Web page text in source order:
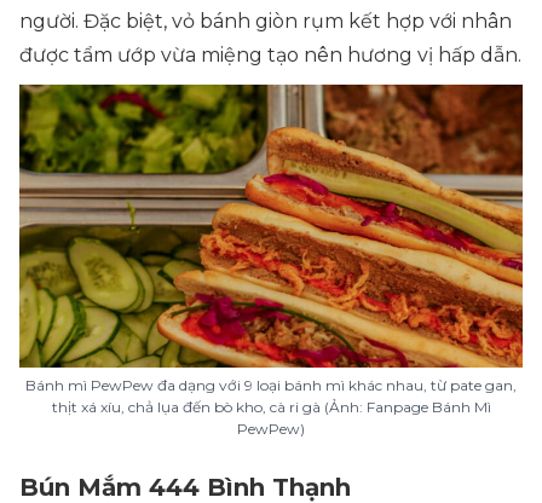
người. Đặc biệt, vỏ bánh giòn rụm kết hợp với nhân
được tẩm ướp vừa miệng tạo nên hương vị hấp dẫn.
Bánh mì PewPew đa dạng với 9 loại bánh mì khác nhau, từ pate gan,
thịt xá xíu, chả lụa đến bò kho, cà ri gà (Ảnh: Fanpage Bánh Mì
PewPew)
Bún Mắm 444 Bình Thạnh